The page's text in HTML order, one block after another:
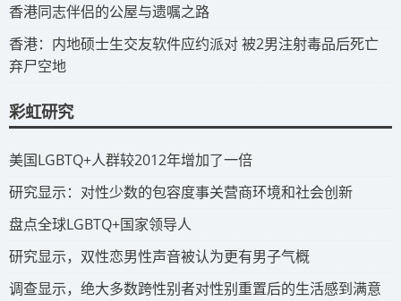
​香港同志伴侣的公屋与遗嘱之路
​香港：内地硕士生交友软件应约派对 被2男注射毒品后死亡
弃尸空地
彩虹研究
​美国LGBTQ+人群较2012年增加了一倍
​研究显示：对性少数的包容度事关营商环境和社会创新
​盘点全球LGBTQ+国家领导人
研究显示，双性恋男性声音被认为更有男子气概
调查显示，绝大多数跨性别者对性别重置后的生活感到满意